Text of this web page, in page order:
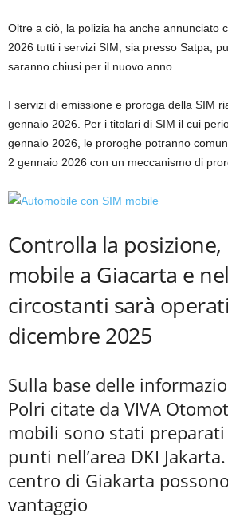
Oltre a ciò, la polizia ha anche annunciato
2026 tutti i servizi SIM, sia presso Satpa,
saranno chiusi per il nuovo anno.
I servizi di emissione e proroga della SIM
gennaio 2026. Per i titolari di SIM il cui
gennaio 2026, le proroghe potranno
2 gennaio 2026 con un meccanismo di
Controlla la posizione,
mobile a Giacarta e
circostanti sarà
dicembre 2025
Sulla base delle
Polri citate da VIVA
mobili sono stati
punti nell’area DKI
centro di Giakarta
vantaggio